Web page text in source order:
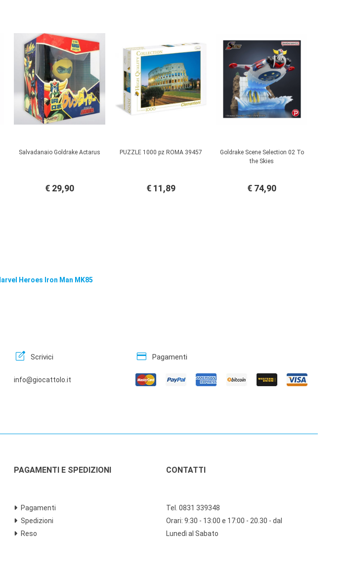
Salvadanaio Goldrake Actarus
€ 29,90
PUZZLE 1000 pz ROMA 39457
€ 11,89
Goldrake Scene Selection 02 To
the Skies
€ 74,90
Heroes Iron Man MK85
edit_square Scrivici
info@giocattolo.it
credit_card Pagamenti
PAGAMENTI E SPEDIZIONI
Pagamenti
Spedizioni
Reso
CONTATTI
Tel. 0831 339348
Orari: 9:30 - 13:00 e 17:00 - 20.30 - dal
Lunedì al Sabato